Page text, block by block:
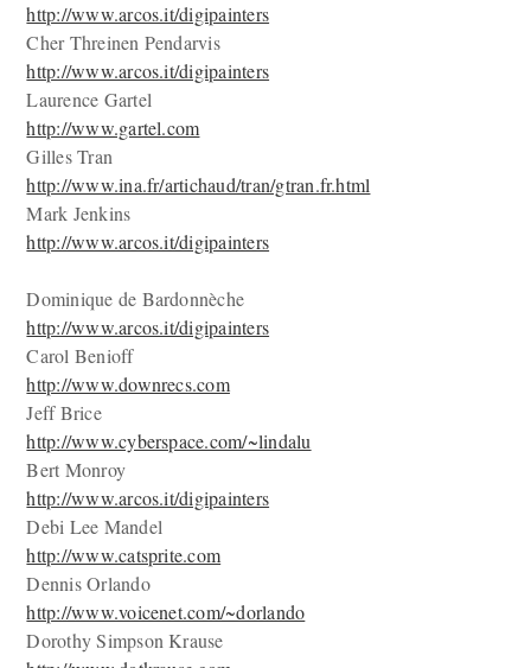
http://www.arcos.it/digipainters
Cher Threinen Pendarvis
http://www.arcos.it/digipainters
Laurence Gartel
http://www.gartel.com
Gilles Tran
http://www.ina.fr/artichaud/tran/gtran.fr.html
Mark Jenkins
http://www.arcos.it/digipainters
Dominique de Bardonnèche
http://www.arcos.it/digipainters
Carol Benioff
http://www.downrecs.com
Jeff Brice
http://www.cyberspace.com/~lindalu
Bert Monroy
http://www.arcos.it/digipainters
Debi Lee Mandel
http://www.catsprite.com
Dennis Orlando
http://www.voicenet.com/~dorlando
Dorothy Simpson Krause